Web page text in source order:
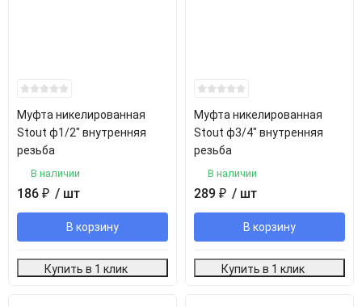
Муфта никелированная
Stout ф1/2" внутренняя
резьба
В наличии
186 ₽ / шт
В корзину
Купить в 1 клик
Муфта никелированная
Stout ф3/4" внутренняя
резьба
В наличии
289 ₽ / шт
В корзину
Купить в 1 клик